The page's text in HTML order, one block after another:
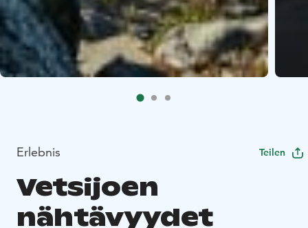
Erlebnis Teilen
Vetsijoen
nähtävyydet